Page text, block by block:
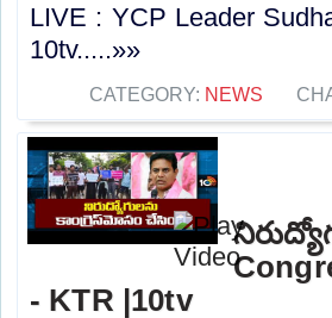
LIVE : YCP Leader
10tv.....»»
CATEGORY: NEWS
- KTR |10tv